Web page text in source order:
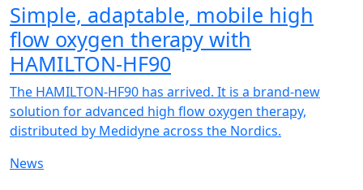
Simple, adaptable, mobile high
flow oxygen therapy with
HAMILTON-HF90
The HAMILTON-HF90 has arrived. It is a brand-new
solution for advanced high flow oxygen therapy,
distributed by Medidyne across the Nordics.
News